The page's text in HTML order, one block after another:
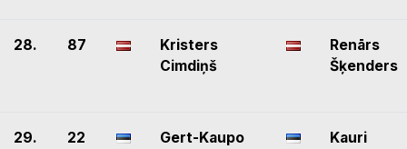
28. 87
Kristers
Cimdiņš
Renārs
Šķenders
29. 22
Gert-Kaupo
Kauri